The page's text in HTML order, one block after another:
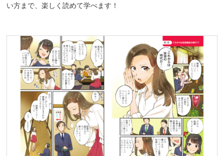
い方まで、楽しく読めて学べます！